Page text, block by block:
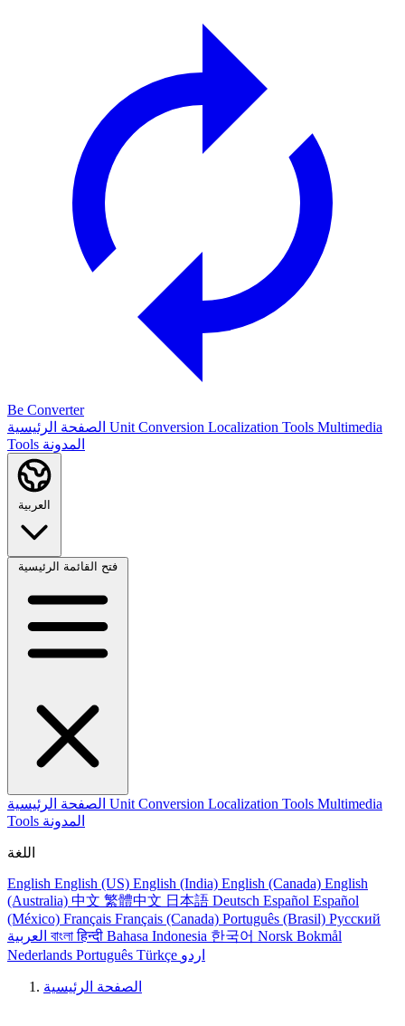
Be Converter
Unit Conversion Localization Tools Multimedia
Tools المدونة
العربية
فتح القائمة الرئيسية
Unit Conversion Localization Tools Multimedia
Tools المدونة
اللغة
English English (US) English (India) English (Canada) English
(Australia) 中文 繁體中文 日本語 Deutsch Español Español
(México) Français Français (Canada) Português (Brasil) Русский
বাংলাहिन्दी Bahasa Indonesia 한국어 Norsk Bokmål
Nederlands Português Türkçe اردو
الصفحة الرئيسية